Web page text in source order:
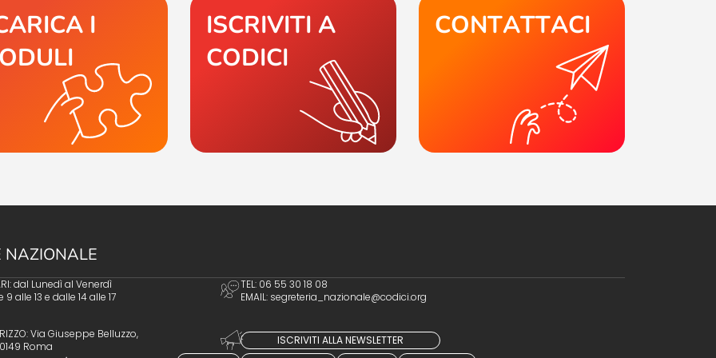
I
ISCRIVITI A
CODICI
CONTATTACI
NAZIONALE
dal Lunedì al Venerdì
9 alle 13 e dalle 14 alle 17
TEL: 06 55 30 18 08
EMAIL: segreteria_nazionale@codici.org
Via Giuseppe Belluzzo,
Roma
ISCRIVITI ALLA NEWSLETTER